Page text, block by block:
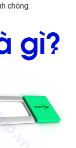
chóng.